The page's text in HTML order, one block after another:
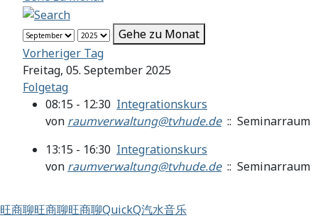
Gehe zu Monat
Vorheriger Tag
Freitag, 05. September 2025
Folgetag
08:15 - 12:30 Integrationskurs
von raumverwaltung@tvhude.de:: Seminarraum
13:15 - 16:30 Integrationskurs
von raumverwaltung@tvhude.de:: Seminarraum
旺商聊旺商聊旺商聊QuickQ汽水音乐